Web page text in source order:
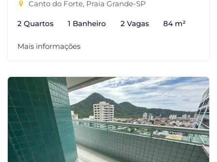
Canto do Forte, Praia Grande-SP
2 Quartos 1 Banheiro 2 Vagas 84 m²
Mais informações